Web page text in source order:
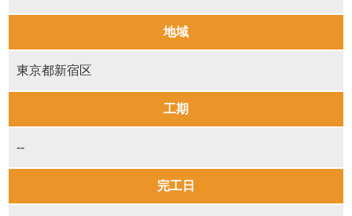
地域
東京都新宿区
工期
--
完工日